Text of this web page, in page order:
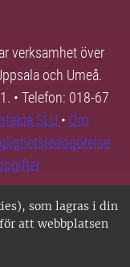
som lagras i din
att webbplatsen
verksamhet över
och Umeå.
• Telefon: 018-67
SLU • Om